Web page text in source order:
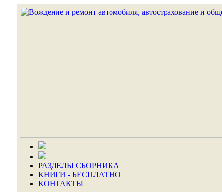
РАЗДЕЛЫ СБОРНИКА
КНИГИ - БЕСПЛАТНО
КОНТАКТЫ